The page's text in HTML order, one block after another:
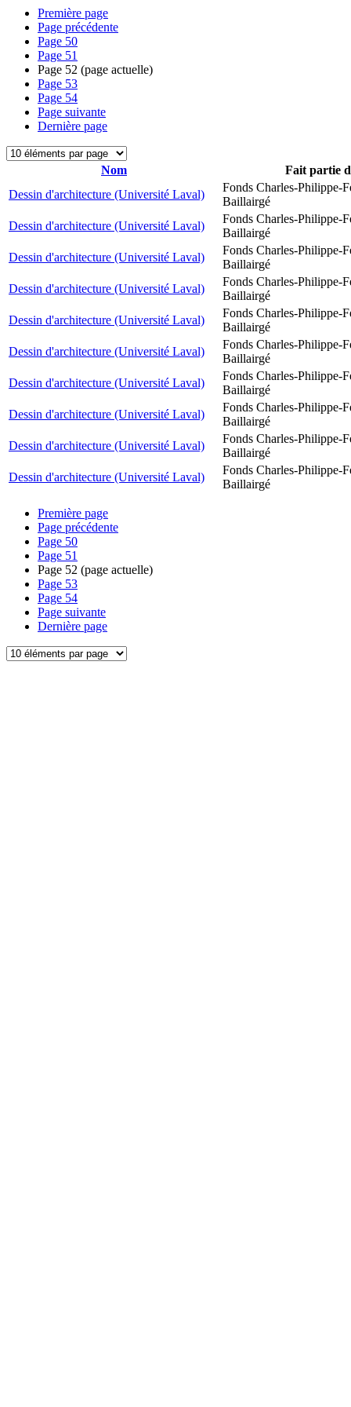
Première page
Page précédente
Page 50
Page 51
Page 52 (page actuelle)
Page 53
Page 54
Page suivante
Dernière page
Nom
Fait partie
Dessin d'architecture (Université Laval)
Fonds Charles-Philippe-
Baillairgé
Dessin d'architecture (Université Laval)
Fonds Charles-Philippe-
Baillairgé
Dessin d'architecture (Université Laval)
Fonds Charles-Philippe-
Baillairgé
Dessin d'architecture (Université Laval)
Fonds Charles-Philippe-
Baillairgé
Dessin d'architecture (Université Laval)
Fonds Charles-Philippe-
Baillairgé
Dessin d'architecture (Université Laval)
Fonds Charles-Philippe-
Baillairgé
Dessin d'architecture (Université Laval)
Fonds Charles-Philippe-
Baillairgé
Dessin d'architecture (Université Laval)
Fonds Charles-Philippe-
Baillairgé
Dessin d'architecture (Université Laval)
Fonds Charles-Philippe-
Baillairgé
Dessin d'architecture (Université Laval)
Fonds Charles-Philippe-
Baillairgé
Première page
Page précédente
Page 50
Page 51
Page 52 (page actuelle)
Page 53
Page 54
Page suivante
Dernière page